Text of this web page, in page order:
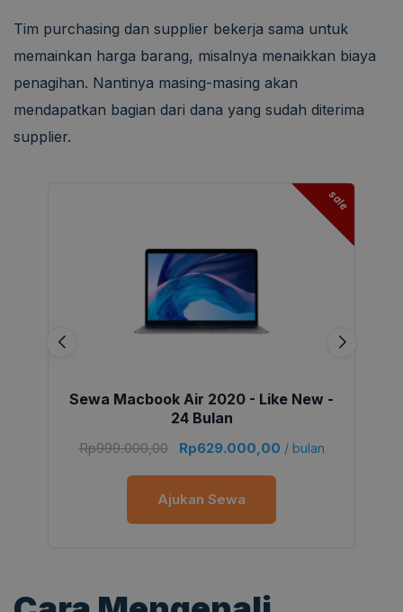
Tim purchasing dan supplier bekerja sama untuk
memainkan harga barang, misalnya menaikkan biaya
penagihan. Nantinya masing-masing akan
mendapatkan bagian dari dana yang sudah diterima
supplier.
sale
Sewa Macbook Air 2020 - Like New -
24 Bulan
Rp999.000,00 Rp629.000,00 / bulan
Ajukan Sewa